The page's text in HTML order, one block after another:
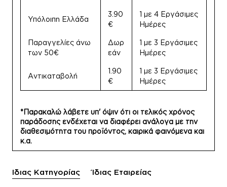
Υπόλοιπη Ελλάδα
3.90
€
1 με 4 Εργάσιμες
Ημέρες
Παραγγελίες άνω
των 50€
Δωρ
εάν
1 με 3 Εργάσιμες
Ημέρες
Αντικαταβολή
1.90
€
1 με 3 Εργάσιμες
Ημέρες
*Παρακαλώ λάβετε υπ' όψιν ότι οι τελικός χρόνος
παράδοσης ενδέχεται να διαφέρει ανάλογα με την
διαθεσιμότητα του προϊόντος, καιρικά φαινόμενα και
κ.α.
Ίδιας Κατηγορίας Ίδιας Εταιρείας